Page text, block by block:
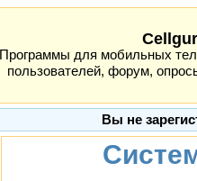
Программы для мобильных
пользователей, форум,
Вы не